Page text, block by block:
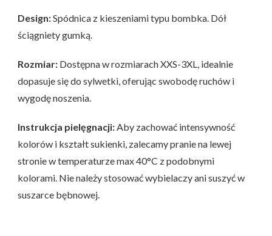
Design:Spódnica z kieszeniami typu bombka. Dół
ściągniety gumką.
Rozmiar: Dostępna w rozmiarach XXS-3XL, idealnie
dopasuje się do sylwetki, oferując swobodę ruchów i
wygodę noszenia.
Instrukcja pielęgnacji: Aby zachować intensywność
kolorów i kształt sukienki, zalecamy pranie na lewej
stronie w temperaturze max 40°C z podobnymi
kolorami. Nie należy stosować wybielaczy ani suszyć w
suszarce bębnowej.